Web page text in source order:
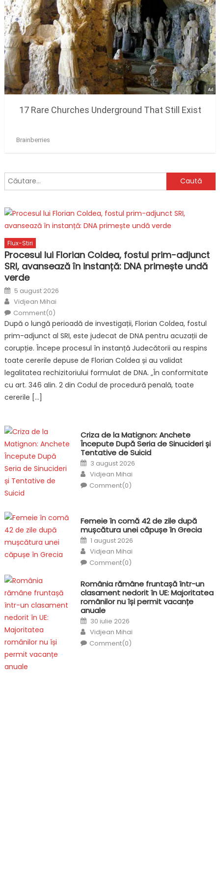
Caută
după:
Flux-Stiri
Procesul lui Florian Coldea, fostul prim-adjunct
SRI, avansează în instanță: DNA primește undă
verde
Posted
on
5 august 2026
Author
Vidjean Mihai
Comment(0)
După o lungă perioadă de investigații, Florian Coldea, fostul
prim-adjunct al SRI, este judecat de DNA pentru acuzații de
corupție. Începe procesul în instanță Judecătorii au respins
toate cererile depuse de Florian Coldea și au validat
legalitatea rechizitoriului formulat de DNA. „În conformitate
cu art. 346 alin. 2 din Codul de procedură penală, toate
cererile […]
Criza de la Matignon: Anchete
Începute După Seria de Sinucideri și
Tentative de Suicid
Posted
on
3 august 2026
Author
Vidjean Mihai
Comment(0)
Femeie în comă 42 de zile după
mușcătura unei căpușe în Grecia
Posted
on
1 august 2026
Author
Vidjean Mihai
Comment(0)
România rămâne fruntașă într-un
clasament nedorit în UE: Majoritatea
românilor nu își permit vacanțe
anuale
Posted
on
30 iulie 2026
Author
Vidjean Mihai
Comment(0)